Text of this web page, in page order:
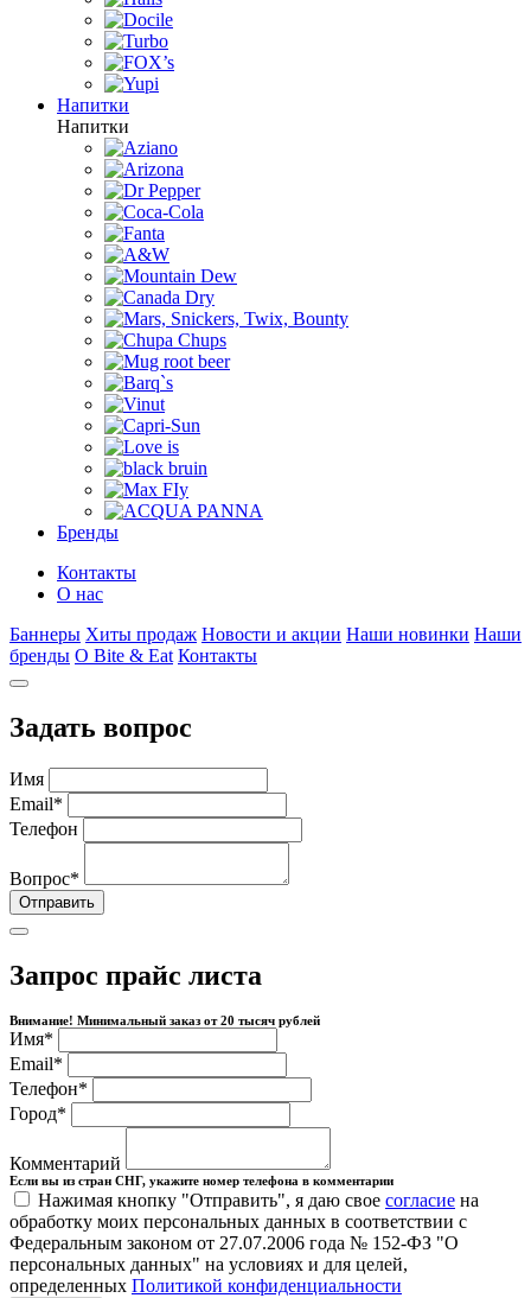
Напитки
Напитки
Бренды
Контакты
О нас
Баннеры Хиты продаж Новости и акции Наши новинки Наши
бренды О Bite & Eat Контакты
Задать вопрос
Имя
Email*
Телефон
Вопрос*
Отправить
Запрос прайс листа
Внимание! Минимальный заказ от 20 тысяч рублей
Имя*
Email*
Телефон*
Город*
Комментарий
Если вы из стран СНГ, укажите номер телефона в комментарии
Нажимая кнопку "Отправить", я даю свое согласие на
обработку моих персональных данных в соответствии с
Федеральным законом от 27.07.2006 года № 152-ФЗ "О
персональных данных" на условиях и для целей,
определенных Политикой конфиденциальности